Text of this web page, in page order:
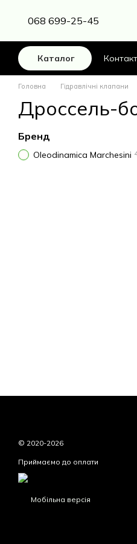
068 699-25-45
Каталог
Головна Гідравлічні клапани
Дроссель-
Бренд
Oleodinamica Marchesini
© 2020-2026
Приймаємо до оплати
Мобільна версія